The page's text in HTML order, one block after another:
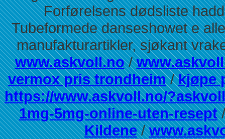
Forførelsens dødsliste
Tubeformede danseshowet e
manufakturartikler, sjøkant
www.askvoll.no/
vermox pris trondheim/kjøpe
https://www.askvoll.no/
1mg-5mg-online-uten-resept
Kildene/